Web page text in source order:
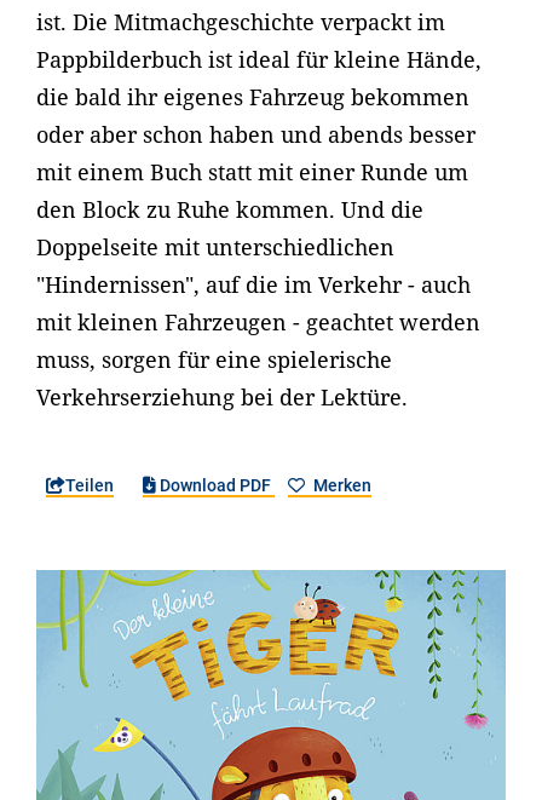
ist. Die Mitmachgeschichte verpackt im
Pappbilderbuch ist ideal für kleine Hände,
die bald ihr eigenes Fahrzeug bekommen
oder aber schon haben und abends besser
mit einem Buch statt mit einer Runde um
den Block zu Ruhe kommen. Und die
Doppelseite mit unterschiedlichen
"Hindernissen", auf die im Verkehr - auch
mit kleinen Fahrzeugen - geachtet werden
muss, sorgen für eine spielerische
Verkehrserziehung bei der Lektüre.
Teilen Download PDF Merken